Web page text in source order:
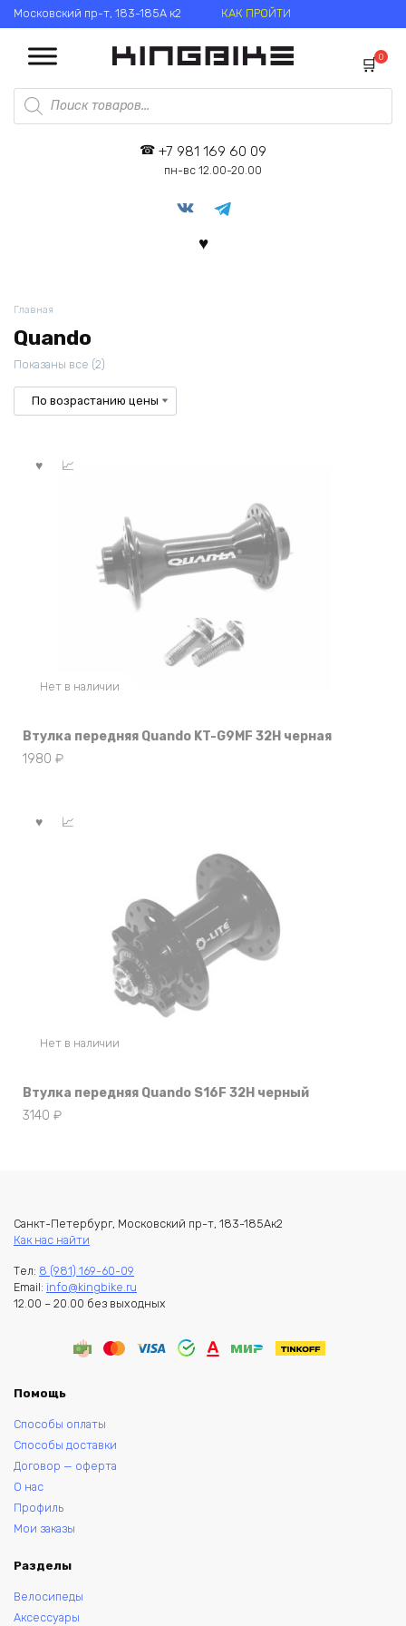
Перейти
к
содержанию
Московский пр-т, 183-185А к2 КАК ПРОЙТИ
Поиск
товаров
0
+7 981 169 60 09
пн-вс 12.00-20.00
Главная
Quando
Показаны все (2)
возрастанию
Нет в наличии
Втулка передняя Quando KT-G9MF 32Н черная
1980 ₽
Нет в наличии
Втулка передняя Quando S16F 32Н черный
3140 ₽
Санкт-Петербург, Московский пр-т, 183-185Ак2
Как нас найти
Тел: 8 (981) 169-60-09
Email: info@kingbike.ru
12.00 – 20.00 без выходных
Помощь
Способы оплаты
Способы доставки
Договор — оферта
О нас
Профиль
Мои заказы
Разделы
Велосипеды
Аксессуары